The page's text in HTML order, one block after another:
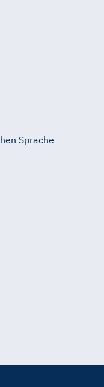
Sprache